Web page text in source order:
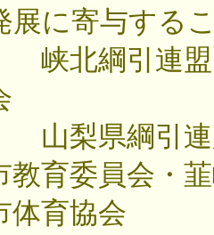
展に寄与する
綱引連盟・
県綱引連盟
教育委員会・
体育協会